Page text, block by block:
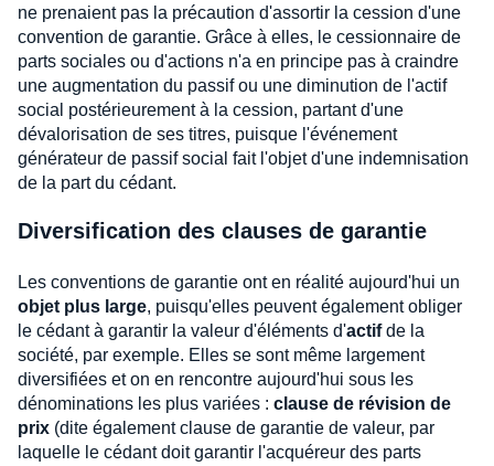
ne prenaient pas la précaution d'assortir la cession d'une
convention de garantie. Grâce à elles, le cessionnaire de
parts sociales ou d'actions n'a en principe pas à craindre
une augmentation du passif ou une diminution de l'actif
social postérieurement à la cession, partant d'une
dévalorisation de ses titres, puisque l'événement
générateur de passif social fait l'objet d'une indemnisation
de la part du cédant.
Diversification des clauses de garantie
Les conventions de garantie ont en réalité aujourd'hui un
objet plus large, puisqu'elles peuvent également obliger
le cédant à garantir la valeur d'éléments d'actifde la
société, par exemple. Elles se sont même largement
diversifiées et on en rencontre aujourd'hui sous les
dénominations les plus variées : clause de révision de
prix (dite également clause de garantie de valeur, par
laquelle le cédant doit garantir l'acquéreur des parts